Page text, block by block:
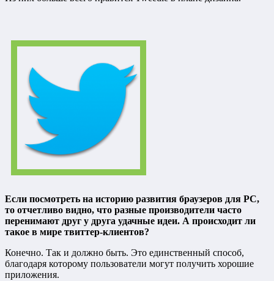
Если посмотреть на историю развития браузеров для PC,
то отчетливо видно, что разные производители часто
перенимают друг у друга удачные идеи. А происходит ли
такое в мире твиттер-клиентов?
Конечно. Так и должно быть. Это единственный способ,
благодаря которому пользователи могут получить хорошие
приложения.